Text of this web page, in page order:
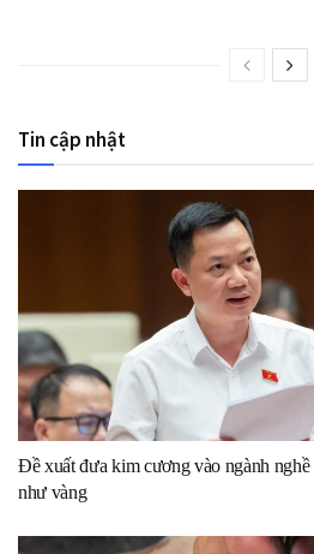
Tin cập nhật
Đề xuất đưa kim cương vào ngành
như vàng